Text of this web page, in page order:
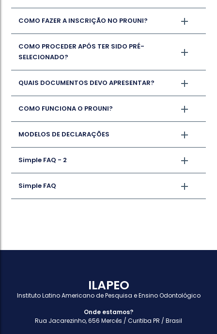
COMO FAZER A INSCRIÇÃO NO PROUNI?
COMO PROCEDER APÓS TER SIDO PRÉ-
SELECIONADO?
QUAIS DOCUMENTOS DEVO APRESENTAR?
COMO FUNCIONA O PROUNI?
MODELOS DE DECLARAÇÕES
Simple FAQ - 2
Simple FAQ
ILAPEO
Instituto Latino Americano de Pesquisa e Ensino Odontológico
Onde estamos?
Rua Jacarezinho, 656 Mercês / Curitiba PR / Brasil